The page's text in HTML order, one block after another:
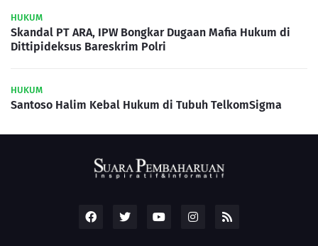
HUKUM
Skandal PT ARA, IPW Bongkar Dugaan Mafia Hukum di
Dittipideksus Bareskrim Polri
HUKUM
Santoso Halim Kebal Hukum di Tubuh TelkomSigma